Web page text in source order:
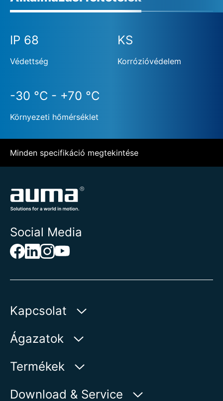
IP 68
Védettség
KS
Korrózióvédelem
-30 °C - +70 °C
Környezeti hőmérséklet
Minden specifikáció megtekintése
Social Media
Kapcsolat
AUMA Riester
Aumastr 1
Megjelenítés a térképen
Ágazatok
Víz
Termékek
Termékkereső
Download & Service